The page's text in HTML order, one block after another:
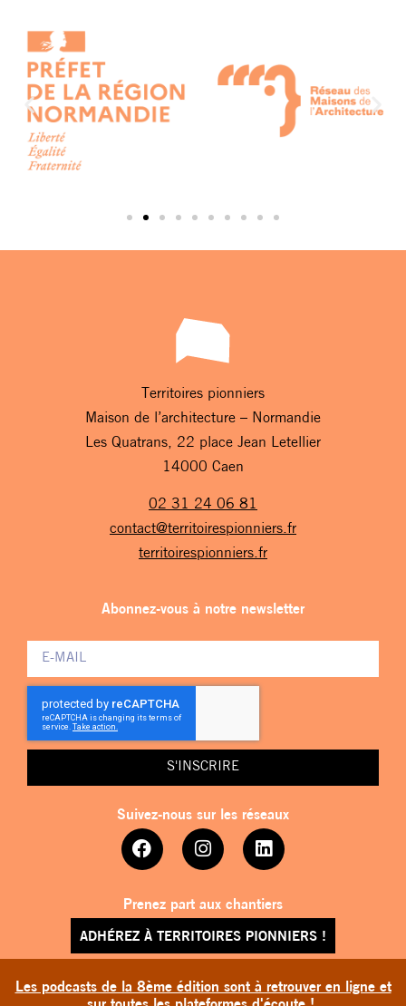
Les podcasts de la 8ème édition sont à retrouver en ligne et
Territoires pionniers
Maison de l’architecture – Normandie
Les Quatrans, 22 place Jean Letellier
14000 Caen
02 31 24 06 81
contact@territoirespionniers.fr
territoirespionniers.fr
Abonnez-vous à notre newsletter
S'INSCRIRE
Suivez-nous sur les réseaux
Prenez part aux chantiers
ADHÉREZ À TERRITOIRES PIONNIERS !